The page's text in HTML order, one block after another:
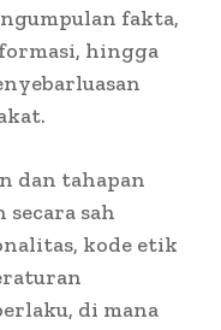
fakta,
hingga
dan tahapan
sah
kode etik
di mana